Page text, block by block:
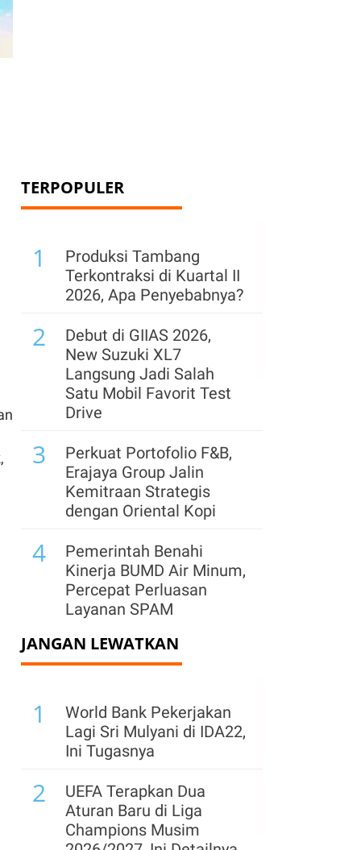
TERPOPULER
1
Produksi Tambang
Terkontraksi di Kuartal II
2026, Apa Penyebabnya?
2
Debut di GIIAS 2026,
New Suzuki XL7
Langsung Jadi Salah
Satu Mobil Favorit Test
Drive
3
Perkuat Portofolio F&B,
Erajaya Group Jalin
Kemitraan Strategis
dengan Oriental Kopi
4
Pemerintah Benahi
Kinerja BUMD Air Minum,
Percepat Perluasan
Layanan SPAM
5
Tablet Jadi Alternatif
Notebook Murah, IDC:
Ubah Pilihan Konsumen
Menperin Ungkap
Pemicu PHK Terhadap
Ratusan Buruh Garmen
di Cimahi, Jabar
Freeport Ajukan
JANGAN LEWATKAN
1
World Bank Pekerjakan
Lagi Sri Mulyani di IDA22,
Ini Tugasnya
2
UEFA Terapkan Dua
Aturan Baru di Liga
Champions Musim